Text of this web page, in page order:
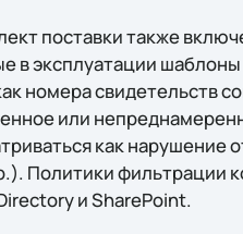
поставки также
в эксплуатации
номера свидетельств
или
как нарушение
Политики фильтрации
и SharePoint.